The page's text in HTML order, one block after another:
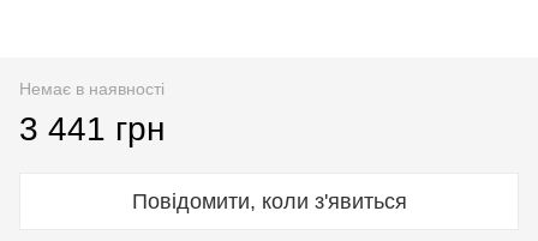
Немає в наявності
3 441 грн
Повідомити, коли з'явиться